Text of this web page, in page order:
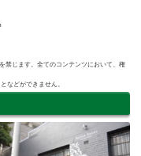
禁じます。全てのコンテンツにおいて、権
などができません。